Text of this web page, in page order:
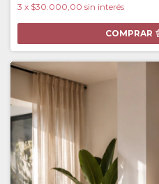
3 x $30.000,00 sin interés
COMPRAR